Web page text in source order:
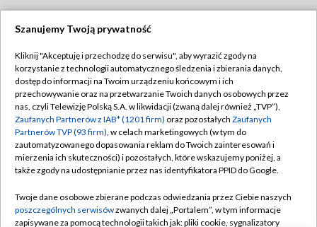
TVP
Abonament TVP
Emisja w TVP
Centrum informacji TVP
Naziemna Telewizja Cyfrowa
Rada Programowa
Regulamin TVP
Polityka prywatności
Moje zgody
Pomoc
Kontakt
Szanujemy Twoją prywatność
Kliknij "Akceptuję i przechodzę do serwisu", aby wyrazić zgody na
korzystanie z technologii automatycznego śledzenia i zbierania danych,
dostęp do informacji na Twoim urządzeniu końcowym i ich
przechowywanie oraz na przetwarzanie Twoich danych osobowych przez
nas, czyli Telewizję Polską S.A. w likwidacji (zwaną dalej również „TVP”),
Zaufanych Partnerów z IAB* (1201 firm) oraz pozostałych Zaufanych
Partnerów TVP (93 firm), w celach marketingowych (w tym do
zautomatyzowanego dopasowania reklam do Twoich zainteresowań i
mierzenia ich skuteczności) i pozostałych, które wskazujemy poniżej, a
także zgody na udostępnianie przez nas identyfikatora PPID do Google.
Twoje dane osobowe zbierane podczas odwiedzania przez Ciebie naszych
poszczególnych serwisówzwanych dalej „Portalem”, w tym informacje
zapisywane za pomocą technologii takich jak: pliki cookie, sygnalizatory